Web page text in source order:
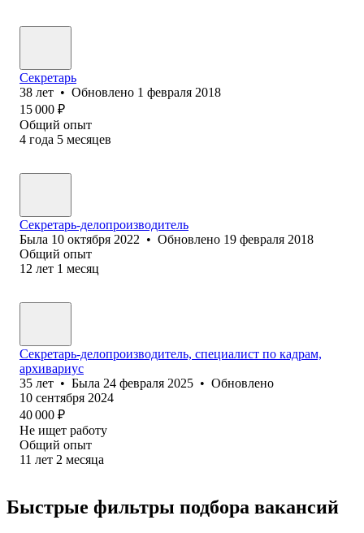
Секретарь
38 лет • Обновлено 1 февраля 2018
15 000 ₽
Общий опыт
4 года 5 месяцев
Секретарь-делопроизводитель
Была 10 октября 2022 • Обновлено 19 февраля 2018
Общий опыт
12 лет 1 месяц
Секретарь-делопроизводитель, специалист по кадрам,
архивариус
35 лет • Была 24 февраля 2025 • Обновлено
10 сентября 2024
40 000 ₽
Не ищет работу
Общий опыт
11 лет 2 месяца
Быстрые фильтры подбора вакансий